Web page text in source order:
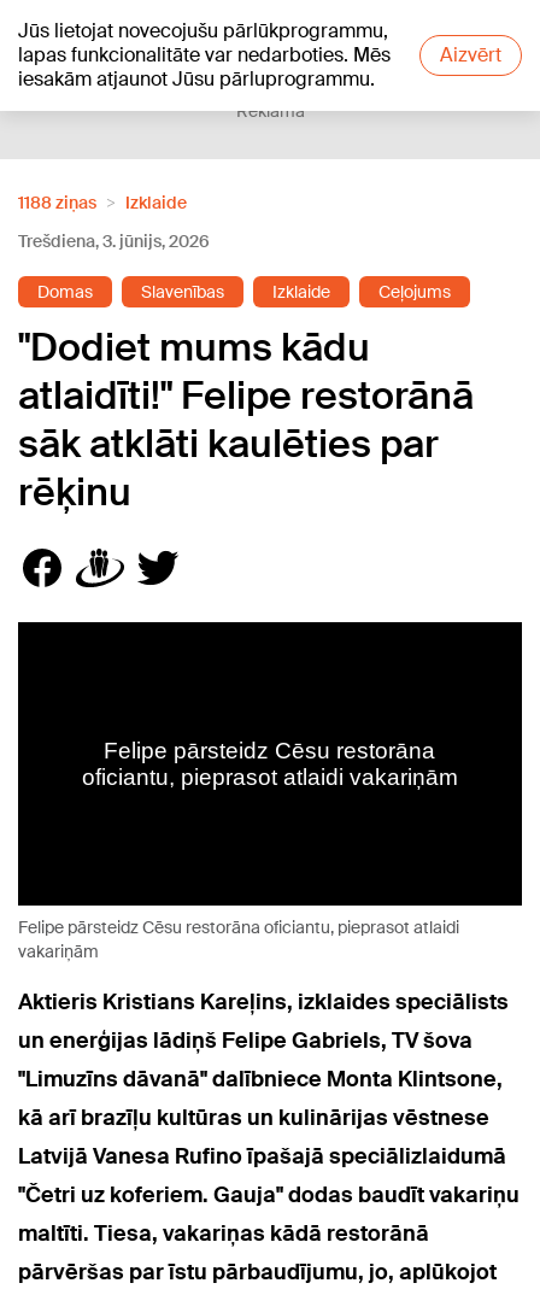
Jūs lietojat novecojušu pārlūkprogrammu,
lapas funkcionalitāte var nedarboties. Mēs
iesakām atjaunot Jūsu pārluprogrammu.
Aizvērt
+21°C
Reklāma
1188 ziņas
Izklaide
Trešdiena, 3. jūnijs, 2026
Domas Slavenības Izklaide Ceļojums
"Dodiet mums kādu
atlaidīti!" Felipe restorānā
sāk atklāti kaulēties par
rēķinu
Felipe pārsteidz Cēsu restorāna oficiantu, pieprasot atlaidi
vakariņām
Aktieris Kristians Kareļins, izklaides speciālists
un enerģijas lādiņš Felipe Gabriels, TV šova
"Limuzīns dāvanā" dalībniece Monta Klintsone,
kā arī brazīļu kultūras un kulinārijas vēstnese
Latvijā Vanesa Rufino īpašajā speciālizlaidumā
"Četri uz koferiem. Gauja" dodas baudīt vakariņu
maltīti. Tiesa, vakariņas kādā restorānā
pārvēršas par īstu pārbaudījumu, jo, aplūkojot